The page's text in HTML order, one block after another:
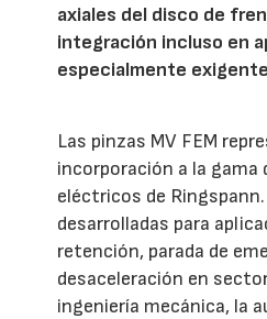
axiales del disco de
integración incluso en
especialmente
Las pinzas MV FEM
incorporación a la gama
eléctricos de
desarrolladas para
retención, parada de
desaceleración en
ingeniería mecánica, la